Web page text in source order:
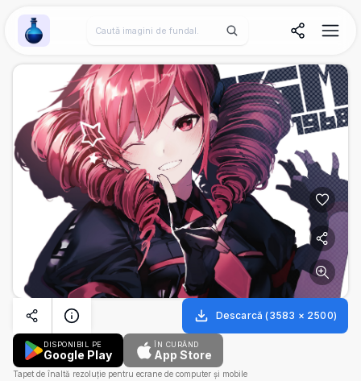
Wallpaper Alchemy
Descarcă (3583 × 2500)
DISPONIBIL PE
Google Play
ÎN CURÂND
App Store
Tapet de înaltă rezoluție pentru ecrane de computer și mobile